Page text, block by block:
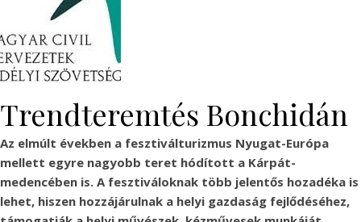
Trendteremtés Bonchidán
Az elmúlt években a fesztiválturizmus Nyugat-Európa
mellett egyre nagyobb teret hódított a Kárpát-
medencében is. A fesztiváloknak több jelentős hozadéka is
lehet, hiszen hozzájárulnak a helyi gazdaság fejlődéséhez,